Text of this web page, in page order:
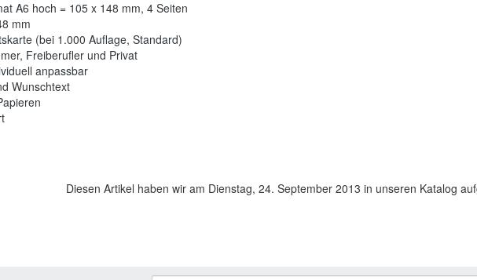
A6 hoch = 105 x 148 mm, 4 Seiten
mm
(bei 1.000 Auflage, Standard)
Freiberufler und Privat
anpassbar
Wunschtext
Diesen Artikel haben wir am Dienstag, 24. September 2013 in unseren Katalog